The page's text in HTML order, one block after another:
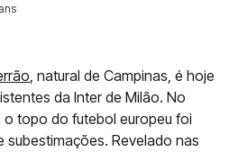
, natural de Campinas, é hoje
da Inter de Milão. No
topo do futebol europeu foi
Revelado nas